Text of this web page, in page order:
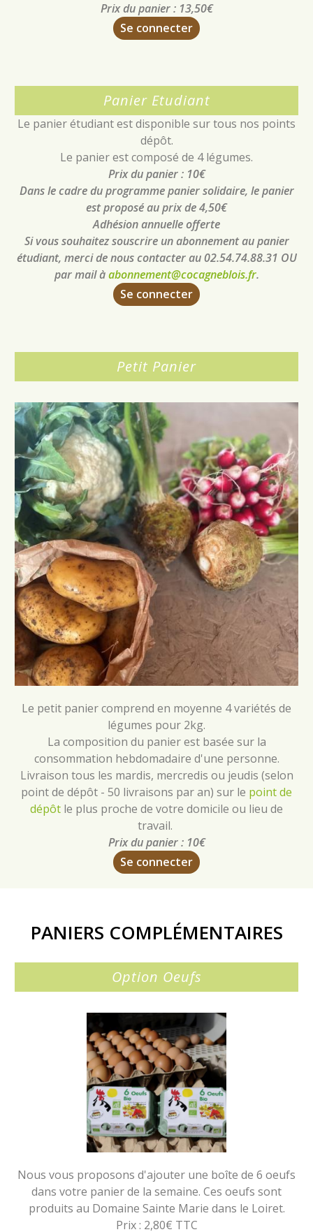
Prix du panier : 13,50€
Se connecter
Panier Etudiant
Le panier étudiant est disponible sur tous nos points
dépôt.
Le panier est composé de 4 légumes.
Prix du panier : 10€
Dans le cadre du programme panier solidaire, le panier
est proposé au prix de 4,50€
Adhésion annuelle offerte
Si vous souhaitez souscrire un abonnement au panier
étudiant, merci de nous contacter au 02.54.74.88.31 OU
par mail àabonnement@cocagneblois.fr.
Se connecter
Petit Panier
Le petit panier comprend en moyenne 4 variétés de
légumes pour 2kg.
La composition du panier est basée sur la
consommation hebdomadaire d'une personne.
Livraison tous les mardis, mercredis ou jeudis (selon
point de dépôt - 50 livraisons par an) sur le point de
dépôt le plus proche de votre domicile ou lieu de
travail.
Prix du panier : 10€
Se connecter
PANIERS COMPLÉMENTAIRES
Option Oeufs
Nous vous proposons d'ajouter une boîte de 6 oeufs
dans votre panier de la semaine. Ces oeufs sont
produits au Domaine Sainte Marie dans le Loiret.
Prix : 2,80€ TTC